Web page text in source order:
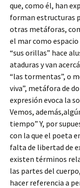
que, como él, han
forman estructuras
otras metáforas,
el mar como
“sus orillas” hace
ataduras y van
“las tormentas”, o
viva”, metáfora de
expresión evoca la
Vemos,
tiempo” Y, por
con la que el poeta
falta de libertad de
existen términos
las partes del
hacer referencia a